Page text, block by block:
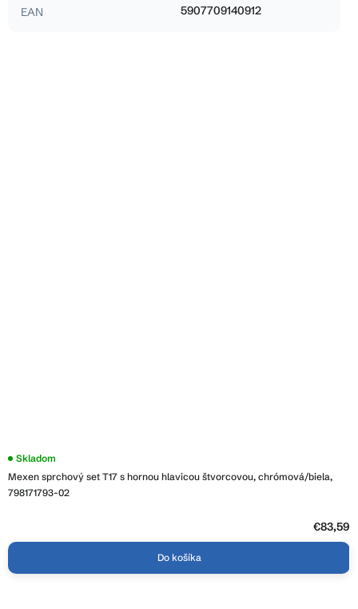
EAN
5907709140912
Mexen sprchový set T17 s hornou hlavicou štvorcovou, chrómová/biela,
798171793-02
Skladom
€83,59
Do košíka